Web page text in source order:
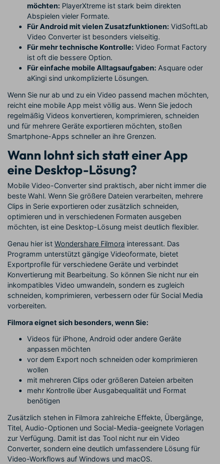
möchten: PlayerXtreme ist stark beim direkten
Abspielen vieler Formate.
Für Android mit vielen Zusatzfunktionen: VidSoftLab
Video Converter ist besonders vielseitig.
Für mehr technische Kontrolle: Video Format Factory
ist oft die bessere Option.
Für einfache mobile Alltagsaufgaben: Asquare oder
aKingi sind unkomplizierte Lösungen.
Wenn Sie nur ab und zu ein Video passend machen möchten,
reicht eine mobile App meist völlig aus. Wenn Sie jedoch
regelmäßig Videos konvertieren, komprimieren, schneiden
und für mehrere Geräte exportieren möchten, stoßen
Smartphone-Apps schneller an ihre Grenzen.
Wann lohnt sich statt einer App
eine Desktop-Lösung?
Mobile Video-Converter sind praktisch, aber nicht immer die
beste Wahl. Wenn Sie größere Dateien verarbeiten, mehrere
Clips in Serie exportieren oder zusätzlich schneiden,
optimieren und in verschiedenen Formaten ausgeben
möchten, ist eine Desktop-Lösung meist deutlich flexibler.
Genau hier ist Wondershare Filmora interessant. Das
Programm unterstützt gängige Videoformate, bietet
Exportprofile für verschiedene Geräte und verbindet
Konvertierung mit Bearbeitung. So können Sie nicht nur ein
inkompatibles Video umwandeln, sondern es zugleich
schneiden, komprimieren, verbessern oder für Social Media
vorbereiten.
Filmora eignet sich besonders, wenn Sie:
Videos für iPhone, Android oder andere Geräte
anpassen möchten
vor dem Export noch schneiden oder komprimieren
wollen
mit mehreren Clips oder größeren Dateien arbeiten
mehr Kontrolle über Ausgabequalität und Format
benötigen
Zusätzlich stehen in Filmora zahlreiche Effekte, Übergänge,
Titel, Audio-Optionen und Social-Media-geeignete Vorlagen
zur Verfügung. Damit ist das Tool nicht nur ein Video
Converter, sondern eine deutlich umfassendere Lösung für
Video-Workflows auf Windows und macOS.